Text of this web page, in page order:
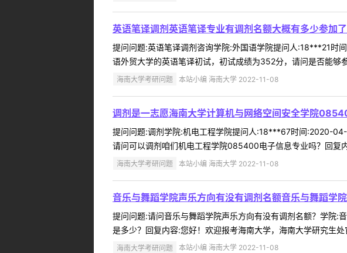
英语笔译调剂英语笔译专业有调剂名额大概有多少参加
提问问题:英语笔译调剂咨询学院:外国语学院提问人:18***21时
语外贸大学的英语笔译初试，初试成绩为352分，请问是否能
海南大学考研问题 本站小编 海南大学 2022-11-08
调剂是一志愿海南大学计算机与网络空间安全学院
提问问题:调剂学院:机电工程学院提问人:18***67时间:2020-
请问可以调剂咱们机电工程学院085400电子信息专业吗？回复
海南大学考研问题 本站小编 海南大学 2022-11-08
音乐与舞蹈学院声乐方向有没有调剂名额音乐与舞蹈学
提问问题:请问音乐与舞蹈学院声乐方向有没有调剂名额？学
是多少？回复内容:您好！欢迎报考海南大学，海南大学研究生
海南大学考研问题 本站小编 海南大学 2022-11-08